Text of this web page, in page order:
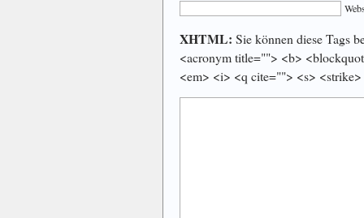
XHTML: Sie können diese Tags
<acronym title=""> <b>
<em> <i> <q cite=""> <s>